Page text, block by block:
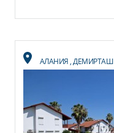
АЛАНИЯ,ДЕМИРТАШ